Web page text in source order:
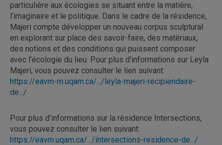
particulière aux écologies se situant entre la matière,
l’imaginaire et le politique. Dans le cadre de la résidence,
Majeri compte développer un nouveau corpus sculptural
en explorant sur place des savoir-faire, des matériaux,
des notions et des conditions qui puissent composer
avec l’écologie du lieu. Pour plus d'informations sur Leyla
Majeri, vous pouvez consulter le lien suivant:
https://eavm-m.uqam.ca/.../leyla-majeri-recipiendaire-
de.../
Pour plus d'informations sur la résidence Intersections,
vous pouvez consulter le lien suivant:
https://eavm.uqam.ca/.../intersections-residence-de.../